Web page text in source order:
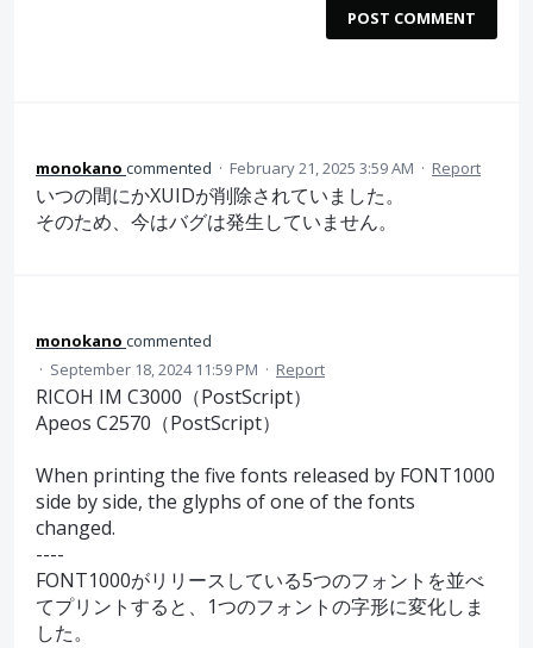
POST COMMENT
monokano commented · February 21, 2025 3:59 AM · Report
いつの間にかXUIDが削除されていました。
そのため、今はバグは発生していません。
monokano commented
· September 18, 2024 11:59 PM · Report
RICOH IM C3000（PostScript）
Apeos C2570（PostScript）
When printing the five fonts released by FONT1000
side by side, the glyphs of one of the fonts
changed.
----
FONT1000がリリースしている5つのフォントを並べ
てプリントすると、1つのフォントの字形に変化しま
した。